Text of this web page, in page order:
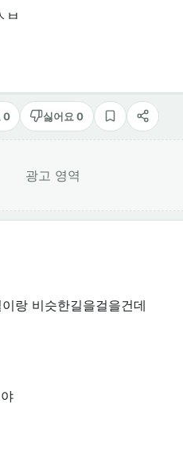
ㅂ
0 싫어요 0
스크랩공유
광고 영역
랑 비슷한길을걸을건데